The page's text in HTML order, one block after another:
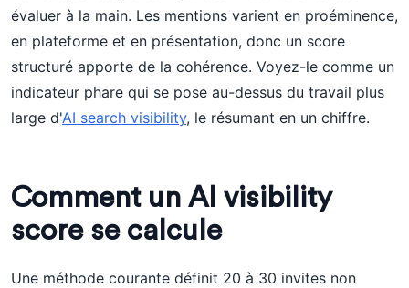
évaluer à la main. Les mentions varient en proéminence,
en plateforme et en présentation, donc un score
structuré apporte de la cohérence. Voyez-le comme un
indicateur phare qui se pose au-dessus du travail plus
large d'AI search visibility, le résumant en un chiffre.
Comment un AI visibility
score se calcule
Une méthode courante définit 20 à 30 invites non